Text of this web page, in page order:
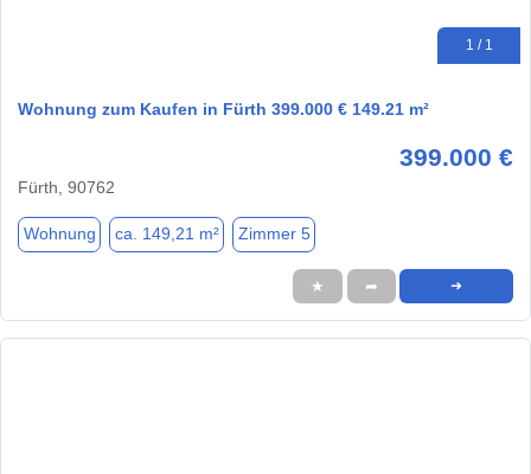
1 / 1
Wohnung zum Kaufen in Fürth 399.000 € 149.21 m²
399.000 €
Fürth, 90762
Wohnung ca. 149,21 m² Zimmer 5
★ ➦ ➜